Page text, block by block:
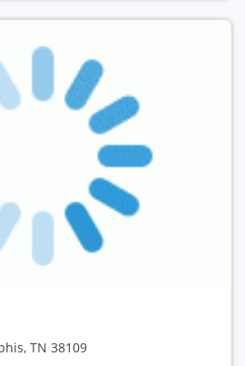
TN 38109